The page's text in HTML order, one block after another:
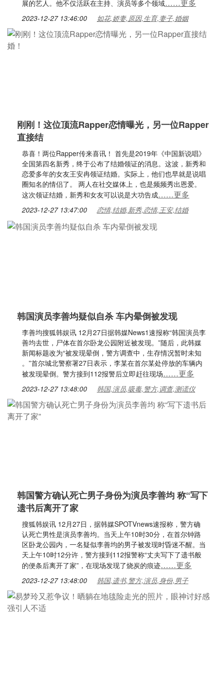
展的艺人。他不仅活跃在主持、演员等多个领域……更多
2023-12-27 13:46:00 如花,娇妻,原因,生育,妻子,婚姻
刚刚！这位顶流Rapper恋情曝光，另一位Rapper
直接结
恭喜！两位Rapper传来喜讯！ 首先是2019年《中国新说唱》
全国第四名新秀，终于公布了结婚领证的消息。这波，新秀和
恋爱多年的女友王安冉领证结婚。实际上，他们也早就是说唱
圈知名的情侣了。 两人在社交媒体上，也是频频秀出恩爱。
这次领证结婚，新秀和女友可以说是大功告成……更多
2023-12-27 13:47:00 恋情,结婚,新秀,恋情,王安,结婚
韩国演员李善均疑似自杀 车内晕倒被发现
李善均搜狐韩娱讯 12月27日据韩媒News1速报称“韩国演员李
善均去世，尸体在首尔卧龙公园附近被发现。”随后，此韩媒
新闻标题改为“被发现晕倒，警方调查中，生存情况暂时未知
。”首尔城北警察署27日表示，李某在首尔某处停放的车辆内
被发现晕倒。警方接到112报警后立即赶往现场……更多
2023-12-27 13:48:00 韩国,演员,吸毒,警方,调查,测谎仪
韩国警方确认死亡男子身份为演员李善均 称“写下
遗书后离开了家
搜狐韩娱讯 12月27日，据韩媒SPOTVnews速报称，警方确
认死亡男性是演员李善均。当天上午10时30分，在首尔钟路
区卧龙公园内，一名疑似李善均的男子被发现时昏迷不醒。当
天上午10时12分许，警方接到112报警称“丈夫写下了遗书般
的便条后离开了家”，在现场发现了烧炭的痕迹……更多
2023-12-27 13:48:00 韩国,遗书,警方,演员,身份,男子